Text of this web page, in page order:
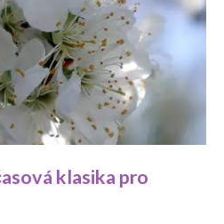
klasika pro